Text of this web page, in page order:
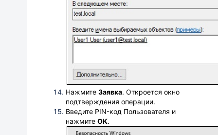
Нажмите Заявка. Откроется окно
подтверждения операции.
Введите PIN-код Пользователя и
нажмите ОК.